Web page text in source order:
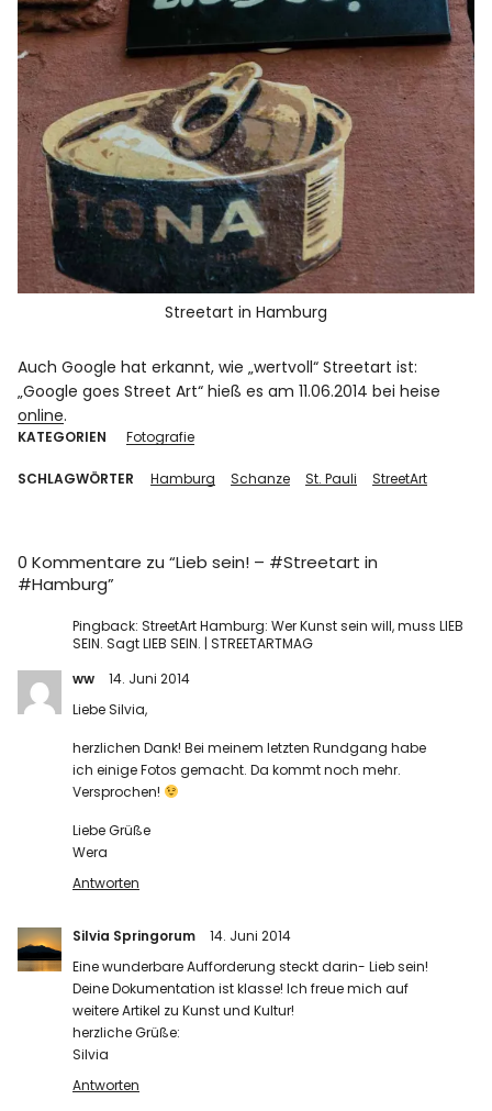
Streetart in Hamburg
Auch Google hat erkannt, wie „wertvoll“ Streetart ist:
„Google goes Street Art“ hieß es am 11.06.2014 bei heise
online.
KATEGORIEN Fotografie
SCHLAGWÖRTER Hamburg Schanze St. Pauli StreetArt
0 Kommentare zu “Lieb sein! – #Streetart in
#Hamburg”
Pingback:StreetArt Hamburg: Wer Kunst sein will, muss LIEB
SEIN. Sagt LIEB SEIN. | STREETARTMAG
ww
14. Juni 2014
Liebe Silvia,
herzlichen Dank! Bei meinem letzten Rundgang habe
ich einige Fotos gemacht. Da kommt noch mehr.
Versprochen!
Liebe Grüße
Wera
Antworten
Silvia Springorum
14. Juni 2014
Eine wunderbare Aufforderung steckt darin- Lieb sein!
Deine Dokumentation ist klasse! Ich freue mich auf
weitere Artikel zu Kunst und Kultur!
herzliche Grüße:
Silvia
Antworten